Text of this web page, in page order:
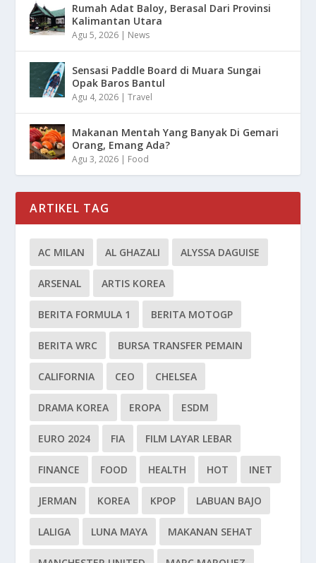
Rumah Adat Baloy, Berasal Dari Provinsi
Kalimantan Utara
Agu 5, 2026 | News
Sensasi Paddle Board di Muara Sungai
Opak Baros Bantul
Agu 4, 2026 |Travel
Makanan Mentah Yang Banyak Di Gemari
Orang, Emang Ada?
Agu 3, 2026 | Food
ARTIKEL TAG
AC MILAN AL GHAZALI ALYSSA DAGUISE
ARSENAL ARTIS KOREA
BERITA FORMULA 1 BERITA MOTOGP
BERITA WRC BURSA TRANSFER PEMAIN
CALIFORNIA CEO CHELSEA
DRAMA KOREA EROPA ESDM
EURO 2024 FIA FILM LAYAR LEBAR
FINANCE FOOD HEALTH HOT INET
JERMAN KOREA KPOP LABUAN BAJO
LALIGA LUNA MAYA MAKANAN SEHAT